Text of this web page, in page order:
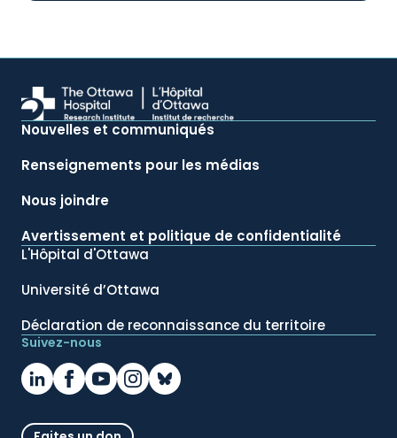
Nouvelles et communiqués
Renseignements pour les médias
Nous joindre
Avertissement et politique de confidentialité
L'Hôpital d'Ottawa
Université d’Ottawa
Déclaration de reconnaissance du territoire
Suivez-nous